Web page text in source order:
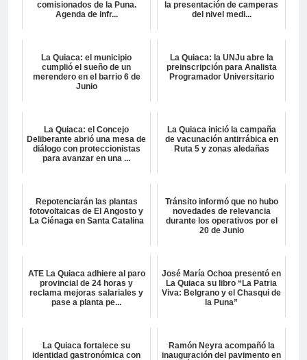
comisionados de la Puna.
Agenda de infr...
la presentación de camperas
del nivel medi...
La Quiaca: el municipio
cumplió el sueño de un
merendero en el barrio 6 de
Junio
La Quiaca: la UNJu abre la
preinscripción para Analista
Programador Universitario
La Quiaca: el Concejo
Deliberante abrió una mesa de
diálogo con proteccionistas
para avanzar en una ...
La Quiaca inició la campaña
de vacunación antirrábica en
Ruta 5 y zonas aledañas
Repotenciarán las plantas
fotovoltaicas de El Angosto y
La Ciénaga en Santa Catalina
Tránsito informó que no hubo
novedades de relevancia
durante los operativos por el
20 de Junio
ATE La Quiaca adhiere al paro
provincial de 24 horas y
reclama mejoras salariales y
pase a planta pe...
José María Ochoa presentó en
La Quiaca su libro “La Patria
Viva: Belgrano y el Chasqui de
la Puna”
La Quiaca fortalece su
identidad gastronómica con
Ramón Neyra acompañó la
inauguración del pavimento en